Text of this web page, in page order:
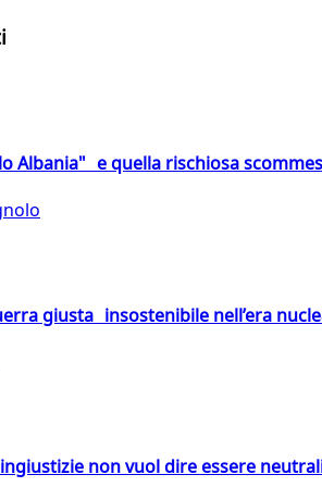
Albania" e quella rischiosa
giusta insostenibile nell’era
non vuol dire essere